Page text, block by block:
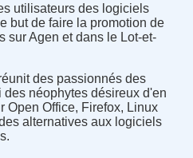
utilisateurs des logiciels
but de faire la promotion de
sur Agen et dans le Lot-et-
des passionnés des
néophytes désireux d'en
Open Office, Firefox, Linux
alternatives aux logiciels